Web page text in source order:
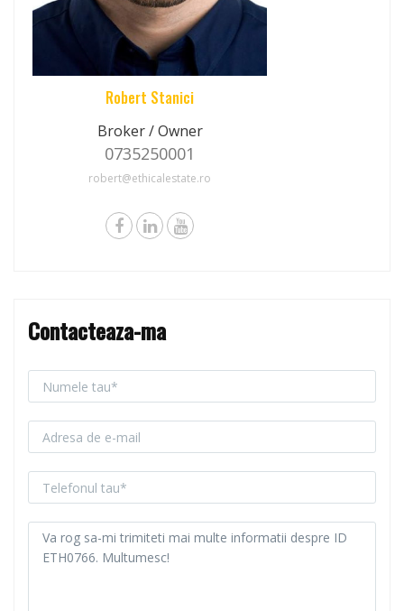
Robert Stanici
Broker / Owner
0735250001
robert@ethicalestate.ro
Contacteaza-ma